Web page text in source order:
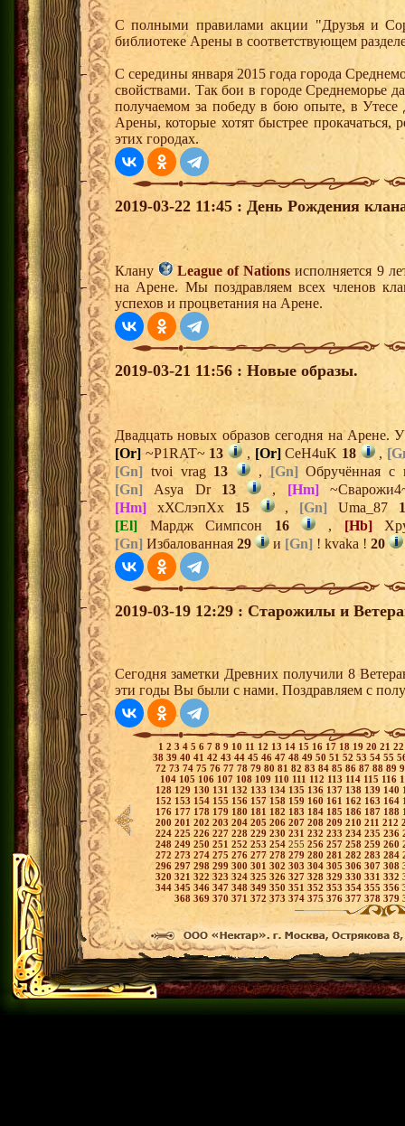
С полными правилами акции "Друзья и
библиотеке Арены в соответствующем
С середины января 2015 года города
свойствами. Так бои в городе Среднеморье
получаемом за победу в бою опыте, в
Арены, которые хотят быстрее прокачаться,
этих городах.
2019-03-22 11:45 : День Рождения
Клану League of Nations исполняется 9
на Арене. Мы поздравляем всех членов
успехов и процветания на Арене.
2019-03-21 11:56 : Новые образы.
Двадцать новых образов сегодня на Арене.
[Or] ~P1RAT~ 13 , [Or]CeH4uK 18 ,
[Gn] tvoi vrag 13 , [Gn]Обручённая с
[Gn] Asya Dr 13 , [Hm]
[Hm] хХСлэпХх 15 , [Gn] Uma_87
[El] Мардж Симпсон 16 , [Hb]
[Gn] Избалованная 29 и [Gn] ! kvaka ! 20
2019-03-19 12:29 : Старожилы и
Сегодня заметки Древних получили 8
эти годы Вы были с нами. Поздравляем с
1 2 3 4 5 6 7 8 9 10 11 12 13 14 15 16 17 18 19 20 21
38 39 40 41 42 43 44 45 46 47 48 49 50 51 52 53 54 55
72 73 74 75 76 77 78 79 80 81 82 83 84 85 86 87 88 89
104 105 106 107 108 109 110 111 112 113 114 115 116
128 129 130 131 132 133 134 135 136 137 138 139 140
152 153 154 155 156 157158 159 160 161 162 163 164
176 177 178 179 180 181 182 183 184 185 186 187 188
200 201 202 203 204 205 206 207 208 209 210 211 212
224 225 226 227 228 229 230 231 232 233 234 235 236
248 249 250 251 252 253 254 255 256 257 258 259 260
272 273 274 275 276 277 278 279 280 281282 283 284
296 297 298 299 300 301 302 303 304 305 306 307 308
320 321 322 323 324 325 326 327 328 329 330 331 332
344 345 346 347 348 349 350 351 352 353 354 355 356
368 369 370 371 372 373 374 375 376 377 378 379